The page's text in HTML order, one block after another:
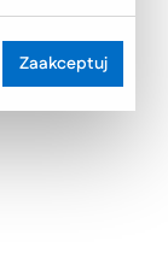
Zaakceptuj